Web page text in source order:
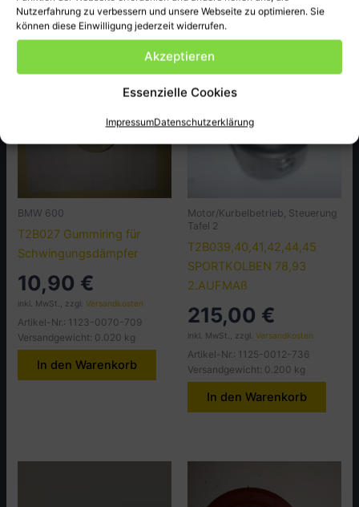
Nutzerfahrung zu verbessern und unsere Webseite zu optimieren. Sie
können diese Einwilligung jederzeit widerrufen.
Akzeptieren
Essenzielle Cookies
ImpressumDatenschutzerklärung
Ähnliche Produkte
BMW 600
T2B027 Gummiring für
Schwingungsdämpfer
10,90 €
inkl. MwSt., zzgl.Versandkosten
Artikel-Nr.: 1123-0070-709
Versandgewicht: 0.020 kg
In den Warenkorb
Motor/Kurbelbetrieb, Steuerung
Tafel 2
T2B039,40,41,42,44,45
SPORTKOLBEN 78,93
2.AUFMAß
215,00 €
inkl. MwSt., zzgl. Versandkosten
Artikel-Nr.: 1125-0012-736
Versandgewicht: 0.200 kg
In den Warenkorb